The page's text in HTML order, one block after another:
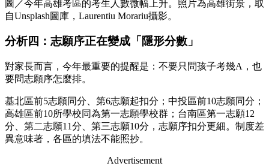
圖／今年高雄考區的考生人數微幅上升。照片為高雄街景，取
自Unsplash圖庫，Laurentiu Morariu攝影。
分析四：志願序正在變成「隱形分數」
對家長而言，今年最重要的提醒是：不要只問孩子考幾A，也
要問志願序怎麼排。
基北區前5志願同分、第6志願起扣分；中投區前10志願同分；
高雄區前10所學校同為第一志願學校群；台南區第一志願12
分、第二志願11分、第三志願10分，志願序扣分更細。制度差
異意味著，各區的填法不能照抄。
Advertisement